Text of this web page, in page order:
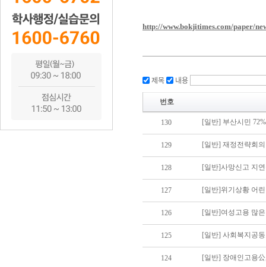
제목 내용
번호
130 [일반] 부산시민
129 [일반] 재정전략회
128 [일반]사망신고 지
127 [일반]위기상황 어
126 [일반]여성고용 많
125 [일반] 사회복지공
124 [일반] 장애인고용